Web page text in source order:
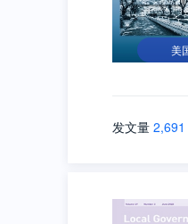
美
发文量 2,691